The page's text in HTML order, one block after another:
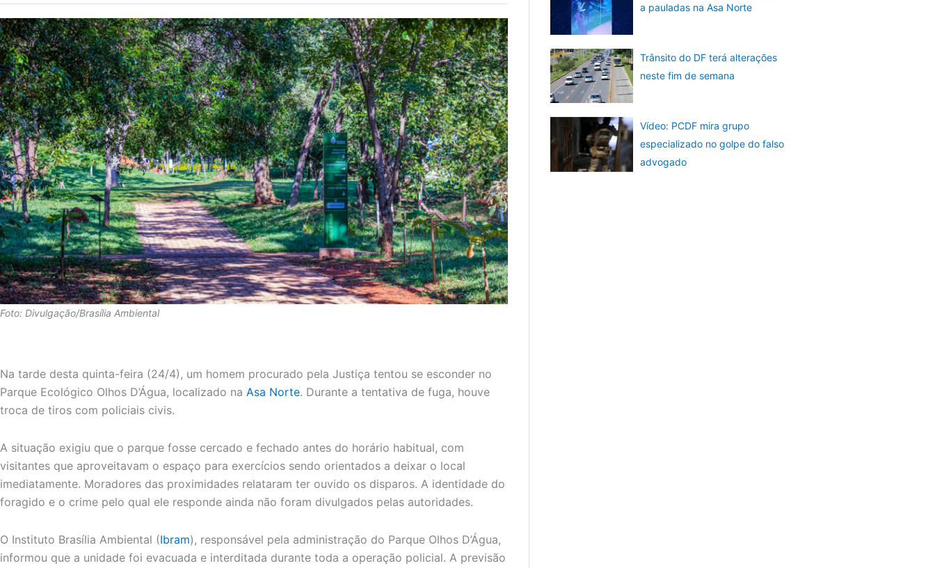
Foto: Divulgação/Brasília Ambiental
Na tarde desta quinta-feira (24/4), um homem procurado pela Justiça tentou se esconder no
Parque Ecológico Olhos D’Água, localizado na Asa Norte. Durante a tentativa de fuga, houve
troca de tiros com policiais civis.
A situação exigiu que o parque fosse cercado e fechado antes do horário habitual, com
visitantes que aproveitavam o espaço para exercícios sendo orientados a deixar o local
imediatamente. Moradores das proximidades relataram ter ouvido os disparos. A identidade do
foragido e o crime pelo qual ele responde ainda não foram divulgados pelas autoridades.
O Instituto Brasília Ambiental (Ibram), responsável pela administração do Parque Olhos D’Água,
informou que a unidade foi evacuada e interditada durante toda a operação policial. A previsão
a pauladas na Asa Norte
Trânsito do DF terá alterações
neste fim de semana
Vídeo: PCDF mira grupo
especializado no golpe do falso
advogado